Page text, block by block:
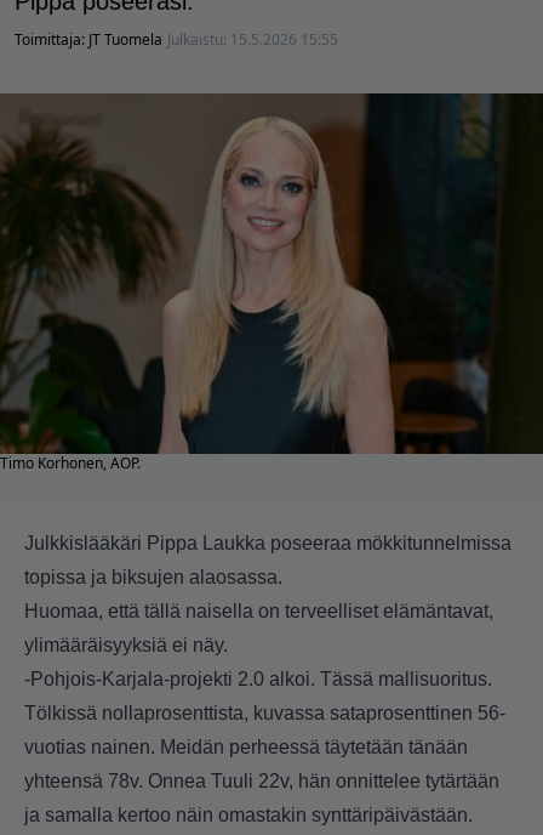
Toimittaja: JT Tuomela Julkaistu: 15.5.2026 15:55
Timo Korhonen, AOP.
Julkkislääkäri Pippa Laukka poseeraa mökkitunnelmissa
topissa ja biksujen alaosassa.
Huomaa, että tällä naisella on terveelliset elämäntavat,
ylimääräisyyksiä ei näy.
-Pohjois-Karjala-projekti 2.0 alkoi. Tässä mallisuoritus.
Tölkissä nollaprosenttista, kuvassa sataprosenttinen 56-
vuotias nainen. Meidän perheessä täytetään tänään
yhteensä 78v. Onnea Tuuli 22v, hän onnittelee tytärtään
ja samalla kertoo näin omastakin synttäripäivästään.